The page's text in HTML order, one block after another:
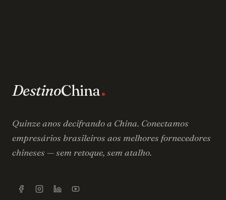
DestinoChina
Quinze anos decifrando a China. Conectamos
empresários brasileiros aos melhores fornecedores
chineses — sem retoque, sem atalho.